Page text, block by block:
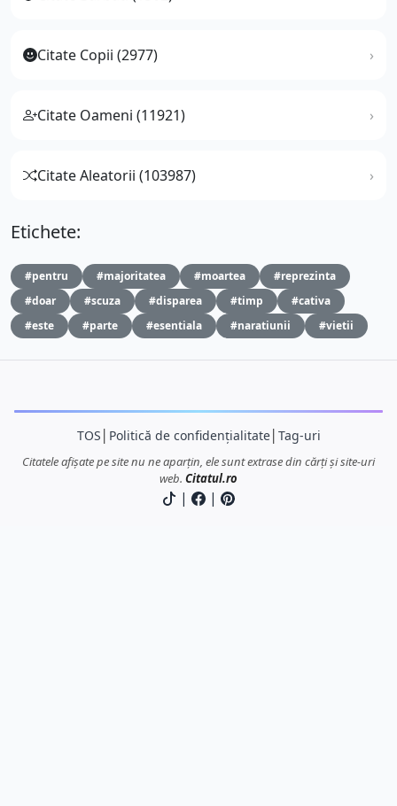
Citate Copii (2977)
Citate Oameni (11921)
Citate Aleatorii (103987)
Etichete:
#pentru #majoritatea #moartea
#reprezinta
#doar
#scuza #disparea #timp
#cativa
#este
#parte #esentiala #naratiunii #vietii
TOS Politică de confidențialitate│ Tag-uri
Citatele afișate pe site nu ne aparțin, ele sunt extrase din cărți și site-uri
web. Citatul.ro
| |